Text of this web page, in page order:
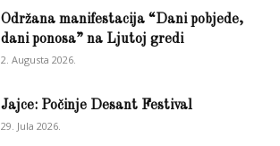
Održana manifestacija “Dani pobjede,
dani ponosa” na Ljutoj gredi
2. Augusta 2026.
Jajce: Počinje Desant Festival
29. Jula 2026.